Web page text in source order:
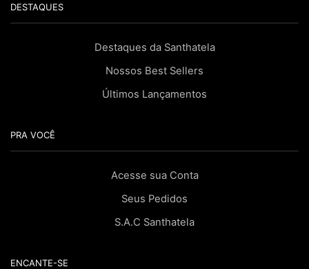
DESTAQUES
Destaques da Santhatela
Nossos Best Sellers
Últimos Lançamentos
PRA VOCÊ
Acesse sua Conta
Seus Pedidos
S.A.C Santhatela
ENCANTE-SE